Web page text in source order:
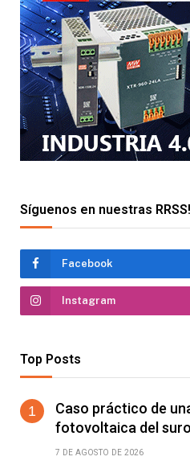
Síguenos en nuestras RRSS!
Facebook
Instagram
Top Posts
Caso práctico de
fotovoltaica del
7 DE AGOSTO DE 2026